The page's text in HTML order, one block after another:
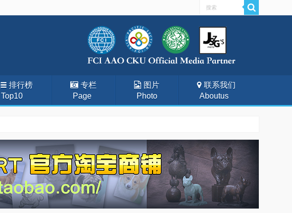
排行榜
Top10
专栏
Page
图片
Photo
联系我们
Aboutus